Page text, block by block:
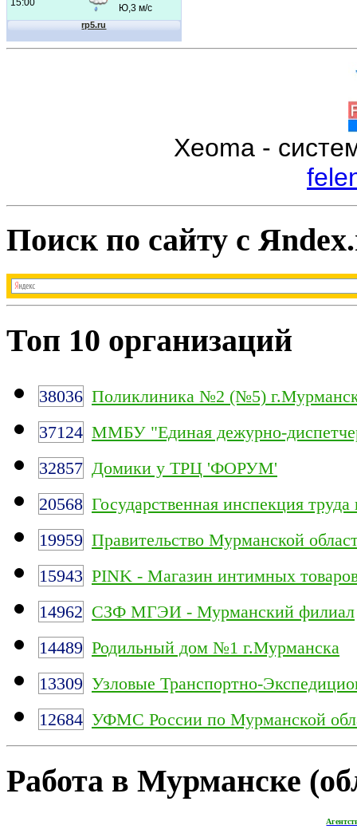
Xeoma -
Поиск по сайту с
Топ 10 организаций
38036 Поликлиника №2 (№5)
37124 ММБУ "Единая дежурно-
32857 Домики у ТРЦ 'ФОРУМ'
20568 Государственная инспекция
19959 Правительство Мурманской
15943 PINK - Магазин интимных
14962 СЗФ МГЭИ - Мурманский филиал
14489 Родильный дом №1 г.Мурманска
13309 Узловые Транспортно-
12684 УФМС России по Мурманской
Работа в Мурманске